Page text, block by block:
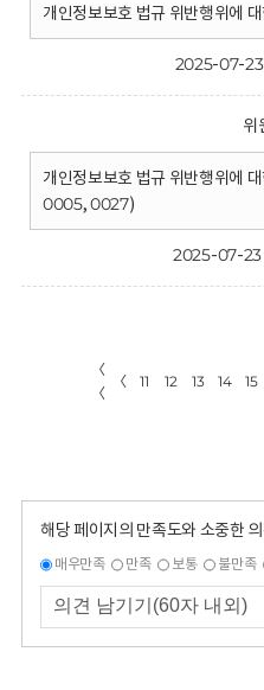
개인정보보호 법규 위반행위에
2025-07-23
위
개인정보보호 법규 위반행위에
0005, 0027)
2025-07-23
〈
〈
〈 11 12 13 14 15
해당 페이지의 만족도와 소중한
매우만족 만족 보통 불만족